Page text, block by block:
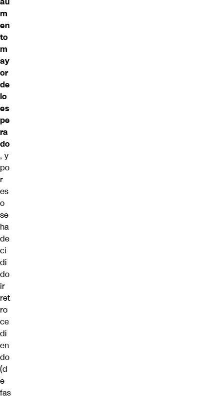
m
en
to
m
ay
or
de
lo
es
pe
ra
do
, y
po
r
es
o
se
ha
de
ci
di
do
ir
ret
ro
ce
di
en
do
(d
e
fas